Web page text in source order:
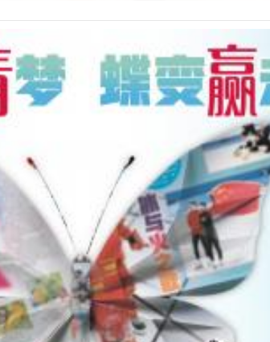
流，询问诊疗康复进展，向医护团队致谢，以